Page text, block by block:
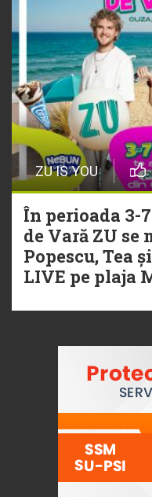
ZU IS YOU
În perioada 3-
de Vară ZU se
Popescu, Tea
LIVE pe plaja